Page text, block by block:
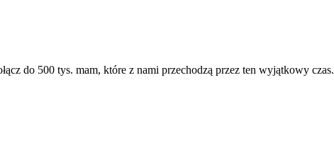
do 500 tys. mam, które z nami przechodzą przez ten wyjątkowy czas.